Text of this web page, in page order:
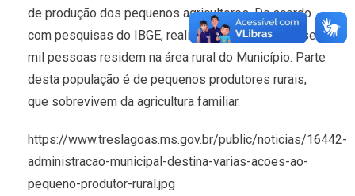
de produção dos pequenos agricultores. De acordo
com pesquisas do IBGE, realizadas em 2010, quase 5
mil pessoas residem na área rural do Município. Parte
desta população é de pequenos produtores rurais,
que sobrevivem da agricultura familiar.
https://www.treslagoas.ms.gov.br/public/noticias/16442-
administracao-municipal-destina-varias-acoes-ao-
pequeno-produtor-rural.jpg